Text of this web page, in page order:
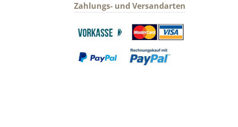
Zahlungs- und Versandarten
Benutzerdefiniertes Bild 1Benutzerdefiniertes Bild 2